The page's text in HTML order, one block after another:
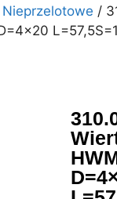
Nieprzelotowe /